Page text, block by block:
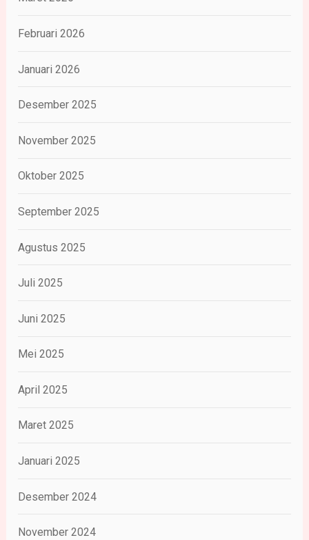
Februari 2026
Januari 2026
Desember 2025
November 2025
Oktober 2025
September 2025
Agustus 2025
Juli 2025
Juni 2025
Mei 2025
April 2025
Maret 2025
Januari 2025
Desember 2024
November 2024